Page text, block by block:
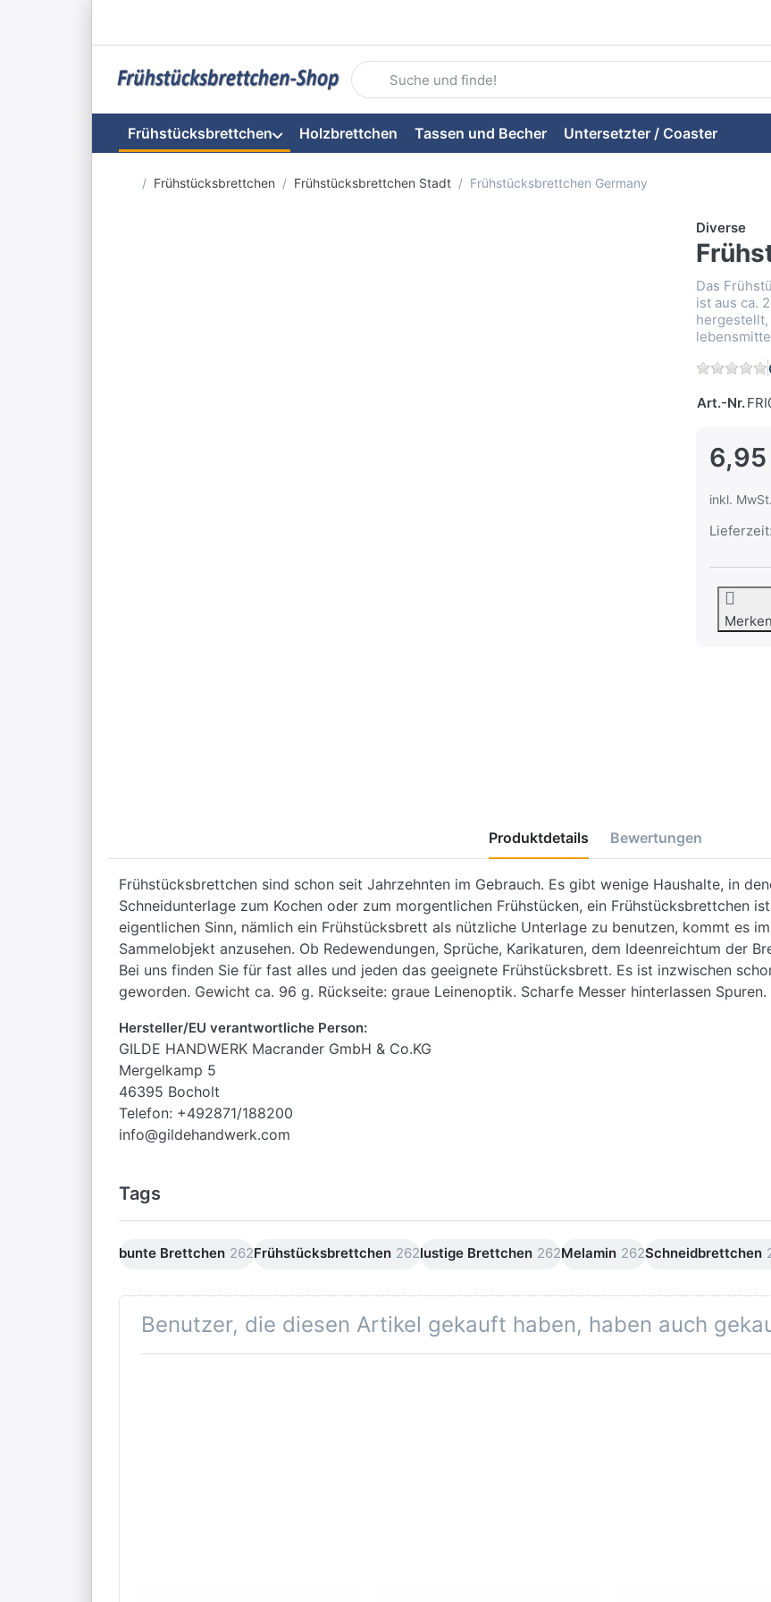
Geben Sie einen Suchbegriff ein. Während Sie tippen,
Frühstücksbrettchen Holzbrettchen Tassen und Becher Untersetzter / Coaster
Startseite
Frühstücksbrettchen Frühstücksbrettchen Stadt Frühstücksbrettchen Germany
Diverse
Das
ist aus ca.
hergestellt,
Art.-Nr.
inkl.
Lieferzeit:
Merken
Produktdetails Bewertungen
Frühstücksbrettchen sind schon seit Jahrzehnten im Gebrauch. Es gibt wenige Haushalte, in
Schneidunterlage zum Kochen oder zum morgentlichen Frühstücken, ein Frühstücksbrettchen
eigentlichen Sinn, nämlich ein Frühstücksbrett als nützliche Unterlage zu benutzen, kommt es
Sammelobjekt anzusehen. Ob Redewendungen, Sprüche, Karikaturen, dem Ideenreichtum der
Bei uns finden Sie für fast alles und jeden das geeignete Frühstücksbrett. Es ist inzwischen
geworden. Gewicht ca. 96 g. Rückseite: graue Leinenoptik. Scharfe Messer hinterlassen Spuren.
Hersteller/EU verantwortliche Person:
GILDE HANDWERK Macrander GmbH & Co.KG
Mergelkamp 5
46395 Bocholt
Telefon: +492871/188200
info@gildehandwerk.com
Tags
bunte Brettchen 262Frühstücksbrettchen 262lustige Brettchen 262Melamin 262Schneidbrettchen
Benutzer, die diesen Artikel gekauft haben, haben auch